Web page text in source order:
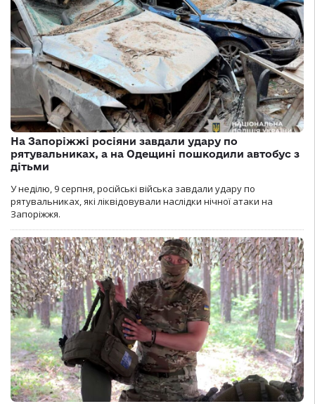
На Запоріжжі росіяни завдали удару по
рятувальниках, а на Одещині пошкодили автобус з
дітьми
У неділю, 9 серпня, російські війська завдали удару по
рятувальниках, які ліквідовували наслідки нічної атаки на
Запоріжжя.